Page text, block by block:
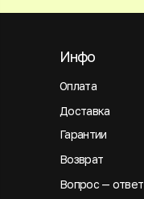
Оплата
Инфо
Доставка
Гарантии
Возврат
Вопрос — ответ